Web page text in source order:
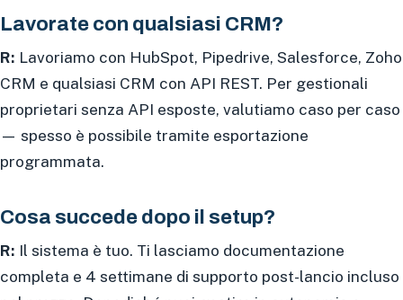
Lavorate con qualsiasi CRM?
R: Lavoriamo con HubSpot, Pipedrive, Salesforce, Zoho
CRM e qualsiasi CRM con API REST. Per gestionali
proprietari senza API esposte, valutiamo caso per caso
— spesso è possibile tramite esportazione
programmata.
Cosa succede dopo il setup?
R: Il sistema è tuo. Ti lasciamo documentazione
completa e 4 settimane di supporto post-lancio incluso